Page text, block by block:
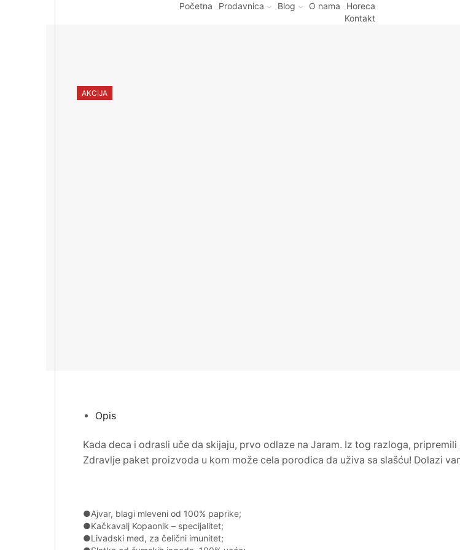
Početna Prodavnica Blog O nama
Horeca
Kontakt
AKCIJA
Opis
Kada deca i odrasli uče da skijaju, prvo odlaze na Jaram. Iz tog razloga, pripremili
Zdravlje paket proizvoda u kom može cela porodica da uživa sa slašću! Dolazi
●Ajvar, blagi mleveni od 100% paprike;
●Kačkavalj Kopaonik – specijalitet;
●Livadski med, za čelični imunitet;